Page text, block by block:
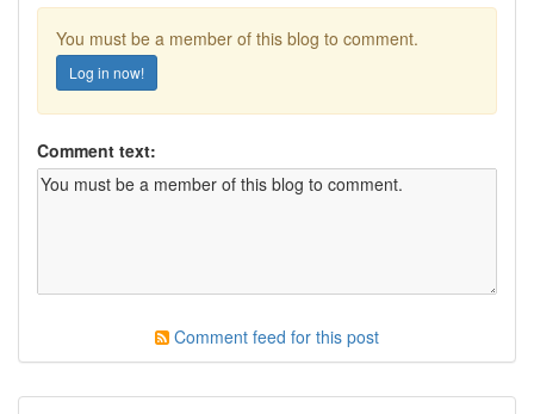
You must be a member of this blog to comment.
Log in now!
Comment text:
Comment feed for this post